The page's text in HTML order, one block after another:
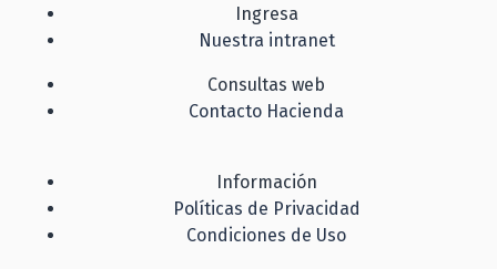
Ingresa
Nuestra intranet
Consultas web
Contacto Hacienda
Información
Políticas de Privacidad
Condiciones de Uso